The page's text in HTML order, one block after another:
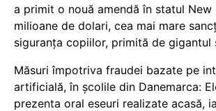
a primit o nouă amendă în statul New
milioane de dolari, cea mai mare
siguranța copiilor, primită de gigantul
Măsuri împotriva fraudei bazate pe
artificială, în școlile din Danemarca:
prezenta oral eseuri realizate acasă,